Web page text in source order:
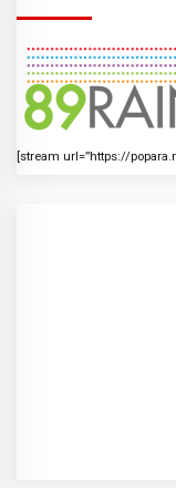
[stream url=”https://